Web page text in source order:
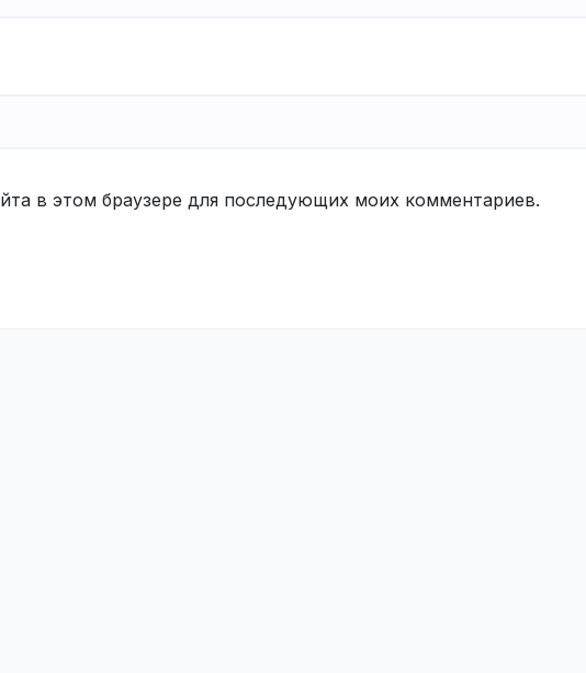
в этом браузере для последующих моих комментариев.